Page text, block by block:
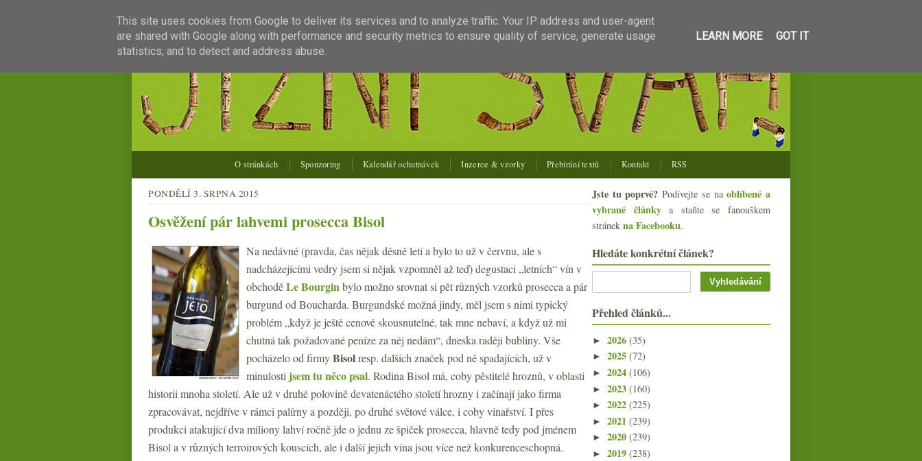
O stránkách Sponzoring Kalendář ochutnávek Inzerce & vzorky Přebírání textů Kontakt RSS
PONDĚLÍ 3. SRPNA 2015
Osvěžení pár lahvemi prosecca Bisol
Na nedávné (pravda, čas nějak děsně letí a bylo to už v červnu, ale s
nadcházejícími vedry jsem si nějak vzpomněl až teď) degustaci „letních“ vín v
obchoděLe Bourginbylo možno srovnat si pět různých vzorků prosecca a pár
burgund od Boucharda. Burgundské možná jindy, měl jsem s nimi typický
problém „když je ještě cenově skousnutelné, tak mne nebaví, a když už mi
chutná tak požadované peníze za něj nedám“, dneska raději bubliny. Vše
pocházelo od firmyBisolresp. dalších značek pod ně spadajících, už v
minulosti jsem tu něco psal. Rodina Bisol má, coby pěstitelé hroznů, v oblasti
historii mnoha století. Ale už v druhé polovině devatenáctého století hrozny i začínají jako firma
zpracovávat, nejdříve v rámci palírny a později, po druhé světové válce, i coby vinařství. I přes
produkci atakující dva miliony lahví ročně jde o jednu ze špiček prosecca, hlavně tedy pod jménem
Bisol a v různých terroirových kouscích, ale i další jejich vína jsou více než konkurenceschopná.
Jste tu poprvé? Podívejte se naoblíbené a
vybrané článkya staňte se fanouškem
stránek na Facebooku.
Hledáte konkrétní článek?
Přehled článků...
► 2026 (35)
► 2025 (72)
► 2024 (106)
► 2023 (160)
► 2022 (225)
► 2021 (239)
► 2020 (239)
► 2019 (238)
This site uses cookies from Google to deliver its services and to analyze traffic. Your IP address and user-agent
are shared with Google along with performance and security metrics to ensure quality of service, generate usage
statistics, and to detect and address abuse.
LEARN MORE GOT IT